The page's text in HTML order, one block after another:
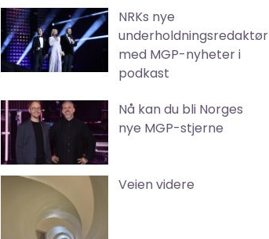
NRKs nye
underholdningsredaktør
med MGP-nyheter i
podkast
Nå kan du bli Norges
nye MGP-stjerne
Veien videre